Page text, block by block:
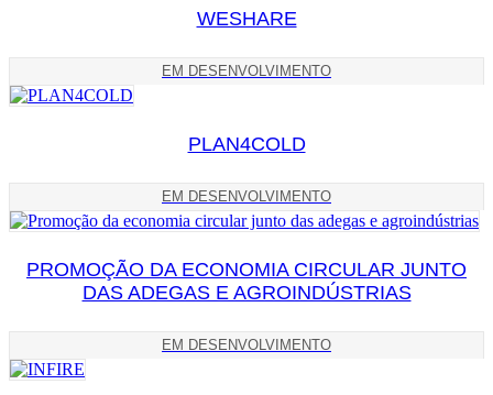
WESHARE
EM DESENVOLVIMENTO
PLAN4COLD
EM DESENVOLVIMENTO
PROMOÇÃO DA ECONOMIA CIRCULAR JUNTO
DAS ADEGAS E AGROINDÚSTRIAS
EM DESENVOLVIMENTO